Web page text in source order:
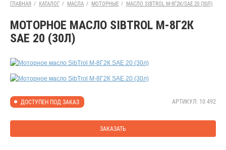
КОНТАКТЫ
ГЛАВНАЯ / КАТАЛОГ / МАСЛА / МОТОРНЫЕ / МАСЛО SIBTROL М-8Г2К/SAE 20 (30Л)
МОТОРНОЕ МАСЛО SIBTROL М-8Г2К
SAE 20 (30Л)
ДОСТУПЕН ПОД ЗАКАЗ АРТИКУЛ: 10 492
ЗАКАЗАТЬ